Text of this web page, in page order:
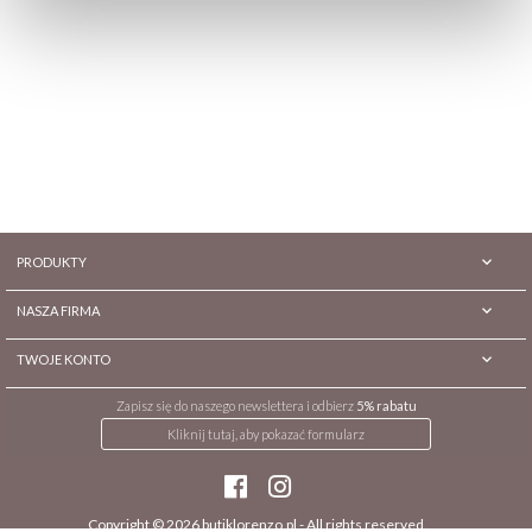
PRODUKTY 
NASZA FIRMA 
TWOJE KONTO 
Zapisz się do naszego newslettera i odbierz 5% rabatu
Kliknij tutaj, aby pokazać formularz
Copyright © 2026butiklorenzo.pl- All rights reserved.